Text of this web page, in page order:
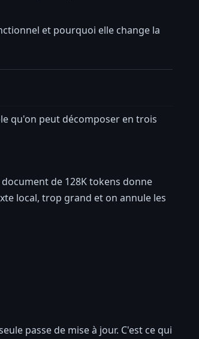
et pourquoi elle change la
qu'on peut décomposer en trois
de 128K tokens donne
local, trop grand et on annule les
passe de mise à jour. C'est ce qui